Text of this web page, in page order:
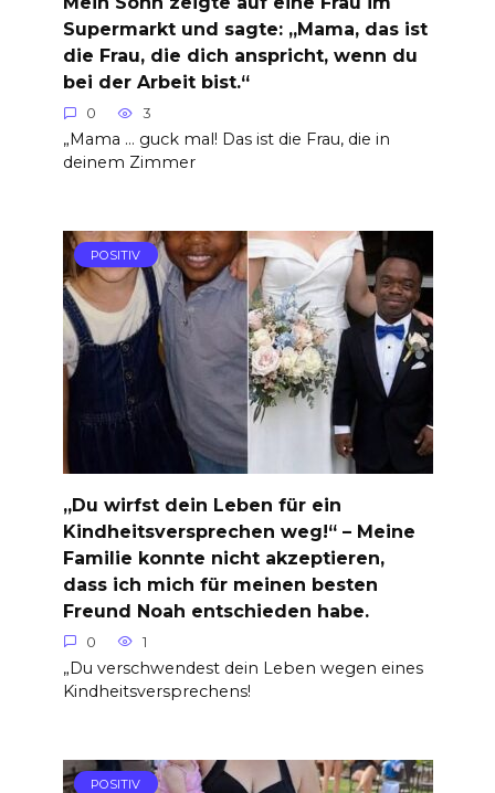
Supermarkt und sagte: „Mama, das ist
die Frau, die dich anspricht, wenn du
bei der Arbeit bist.“
0 3
„Mama … guck mal! Das ist die Frau, die in
deinem Zimmer
POSITIV
„Du wirfst dein Leben für ein
Kindheitsversprechen weg!“ – Meine
Familie konnte nicht akzeptieren,
dass ich mich für meinen besten
Freund Noah entschieden habe.
0 1
„Du verschwendest dein Leben wegen eines
Kindheitsversprechens!
POSITIV